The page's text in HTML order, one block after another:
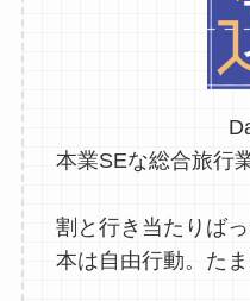
本業SEな総合旅行
割と行き当たりば
本は自由行動。た